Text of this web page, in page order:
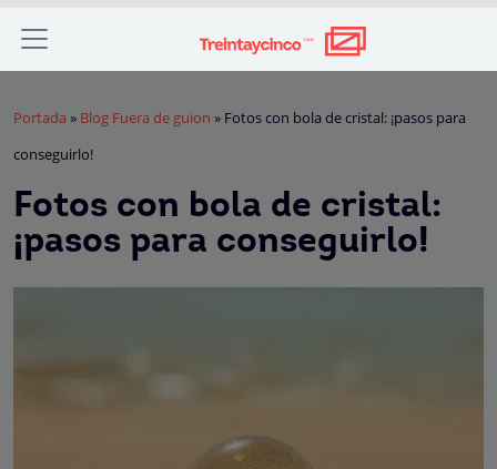
Portada » Blog Fuera de guion » Fotos con bola de cristal: ¡pasos para
conseguirlo!
Fotos con bola de cristal:
¡pasos para conseguirlo!